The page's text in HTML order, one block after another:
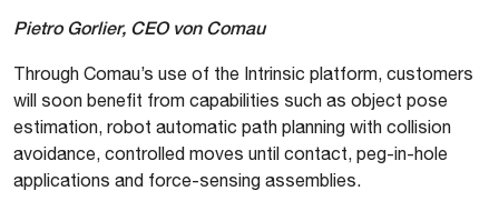
Pietro Gorlier, CEO von Comau
Through Comau’s use of the Intrinsic platform, customers
will soon benefit from capabilities such as object pose
estimation, robot automatic path planning with collision
avoidance, controlled moves until contact, peg-in-hole
applications and force-sensing assemblies.